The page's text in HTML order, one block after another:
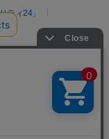
ティ24」